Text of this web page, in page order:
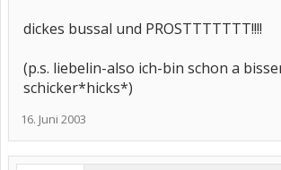
dickes bussal und PROSTTTTTTT!!!!
(p.s. liebelin-also ich-bin schon a
schicker*hicks*)
16. Juni 2003